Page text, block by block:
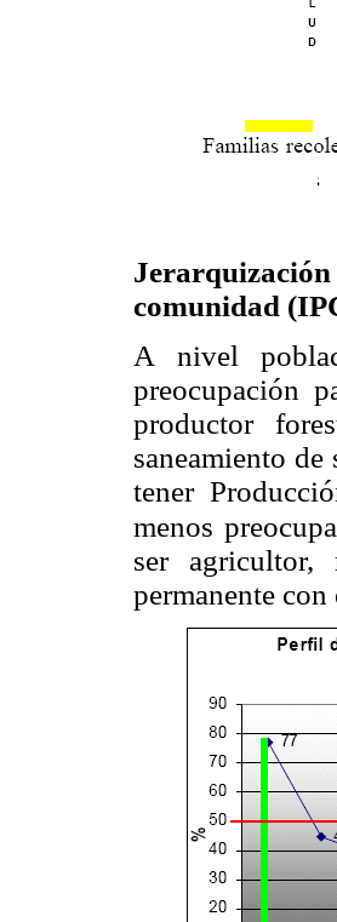
comunidad
A nivel
preocupación
productor
saneamiento
tener
menos
ser agricultor,
permanente